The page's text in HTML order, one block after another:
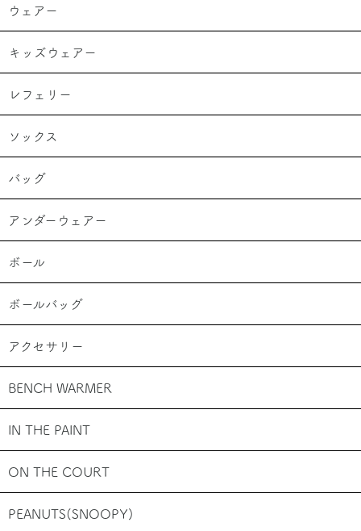
ウェアー
キッズウェアー
レフェリー
ソックス
バッグ
アンダーウェアー
ボール
ボールバッグ
アクセサリー
BENCH WARMER
IN THE PAINT
ON THE COURT
PEANUTS(SNOOPY)
お買い物を続ける